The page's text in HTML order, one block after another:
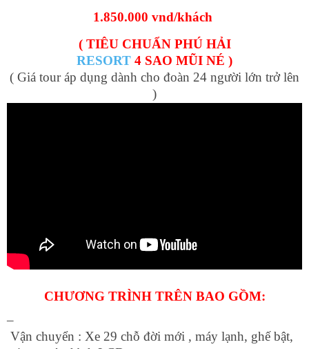
1.850.000 vnd/khách
( TIÊU CHUẨN PHÚ HẢI
RESORT 4 SAO MŨI NÉ )
( Giá tour áp dụng dành cho đoàn 24 người lớn trở lên
)
CHƯƠNG TRÌNH TRÊN BAO GỒM:
–
Vận chuyển : Xe 29 chỗ đời mới , máy lạnh, ghế bật,